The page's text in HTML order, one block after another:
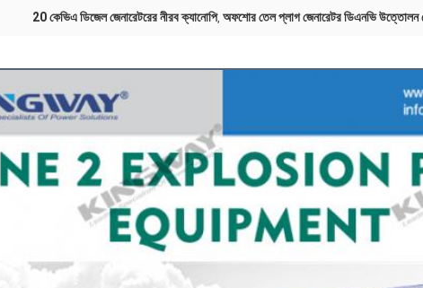
20 কেভিএ ডিজেল জেনারেটরের নীরব ক্যানোপি, অফশোর তেল প্লাগ জেনারেটর ডিএনভি উত্তোলন